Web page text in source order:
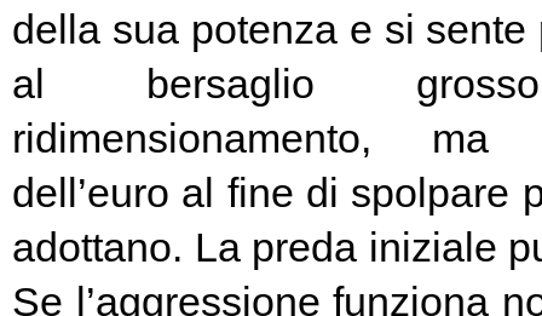
della sua potenza e si sente
al bersaglio
ridimensionamento,
dell’euro al fine di spolpare
adottano. La preda iniziale
Se l’aggressione funziona